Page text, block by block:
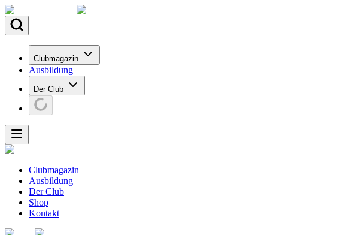
Clubmagazin
Ausbildung
Der Club
Clubmagazin
Ausbildung
Der Club
Shop
Kontakt